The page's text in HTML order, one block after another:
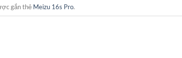
gắn thẻ Meizu 16s Pro.